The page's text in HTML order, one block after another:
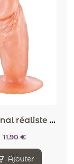
Plug anal réaliste 11 cm – Real Tim
11,90 €
Ajouter